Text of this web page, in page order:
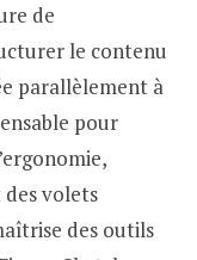
de
le contenu
parallèlement à
pour
des volets
des outils